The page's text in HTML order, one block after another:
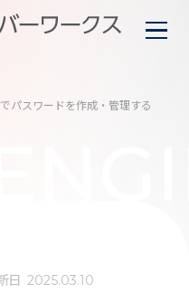
パスワードを作成・管理する
日 2025.03.10